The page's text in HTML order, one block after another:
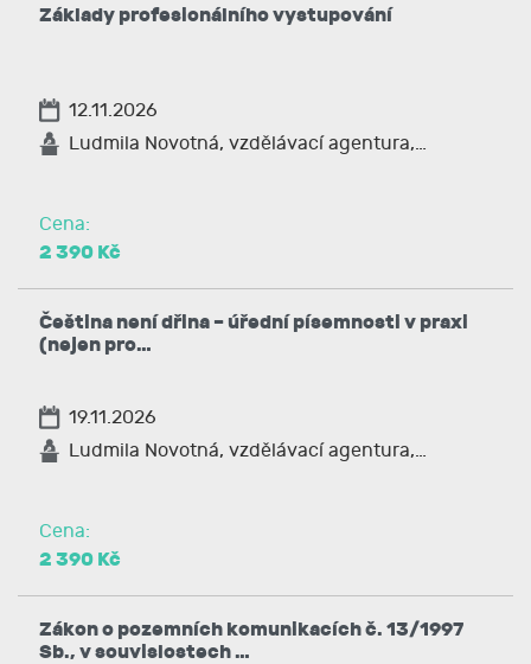
Základy profesionálního vystupování
12.11.2026
Ludmila Novotná, vzdělávací agentura,…
Cena:
2 390 Kč
Čeština není dřina – úřední písemnosti v praxi
(nejen pro…
19.11.2026
Ludmila Novotná, vzdělávací agentura,…
Cena:
2 390 Kč
Zákon o pozemních komunikacích č. 13/1997
Sb., v souvislostech …